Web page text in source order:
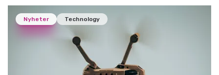
Nyheter Technology